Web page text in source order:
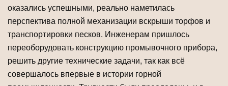
оказались успешными, реально наметилась
перспектива полной механизации вскрыши торфов и
транспортировки песков. Инженерам пришлось
переоборудовать конструкцию промывочного прибора,
решить другие технические задачи, так как всё
совершалось впервые в истории горной